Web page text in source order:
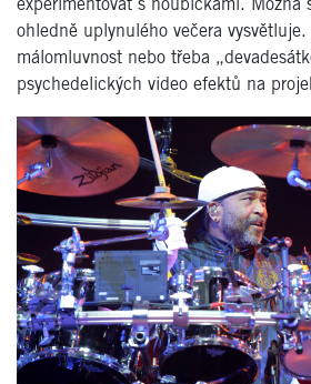
experimentovat s houbičkami. Možná
ohledně uplynulého večera
málomluvnost nebo třeba
psychedelických video efektů na